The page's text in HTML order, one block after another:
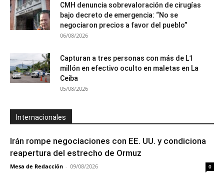
CMH denuncia sobrevaloración de cirugías
bajo decreto de emergencia: “No se
negociaron precios a favor del pueblo”
06/08/2026
Capturan a tres personas con más de L1
millón en efectivo oculto en maletas en La
Ceiba
05/08/2026
Internacionales
Irán rompe negociaciones con EE. UU. y condiciona
reapertura del estrecho de Ormuz
Mesa de Redacción - 09/08/2026 0